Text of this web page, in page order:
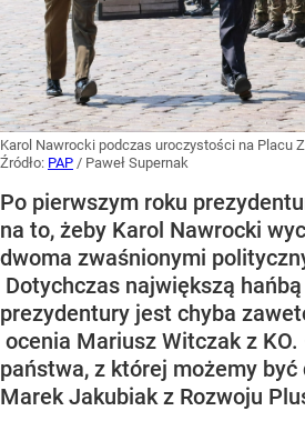
Karol Nawrocki podczas uroczystości na Placu
Źródło: PAP / Paweł Supernak
Po pierwszym roku
na to, żeby Karol Nawrocki
dwoma zwaśnionymi
Dotychczas największą
prezydentury jest chyba
ocenia Mariusz Witczak z KO.
państwa, z której możemy
Marek Jakubiak z Rozwoju